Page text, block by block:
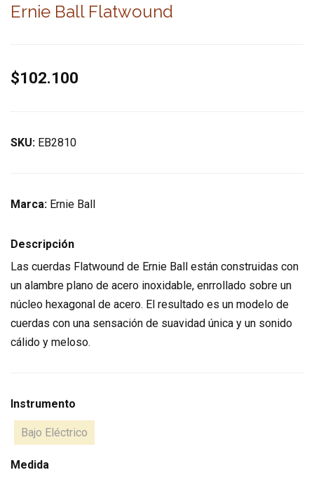
Ernie Ball Flatwound
$102.100
SKU: EB2810
Marca: Ernie Ball
Descripción
Las cuerdas Flatwound de Ernie Ball están construidas con
un alambre plano de acero inoxidable, enrrollado sobre un
núcleo hexagonal de acero. El resultado es un modelo de
cuerdas con una sensación de suavidad única y un sonido
cálido y meloso.
Instrumento
Bajo Eléctrico
Medida